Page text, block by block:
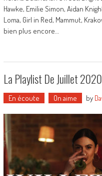
Hawke, Emilie Simon, Aidan
Loma, Girl in Red, Mammut,
bien plus encore…
La Playlist De Juillet 2020
En écoute On aime by